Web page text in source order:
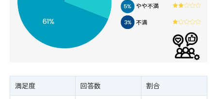
満足度 回答数 割合